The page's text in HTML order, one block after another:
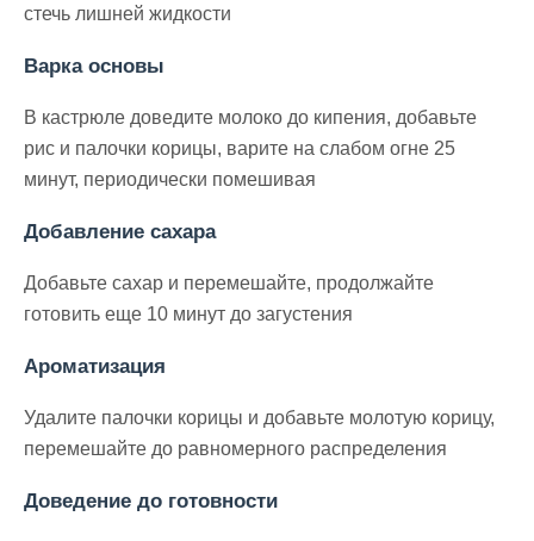
стечь лишней жидкости
Варка основы
В кастрюле доведите молоко до кипения, добавьте
рис и палочки корицы, варите на слабом огне 25
минут, периодически помешивая
Добавление сахара
Добавьте сахар и перемешайте, продолжайте
готовить еще 10 минут до загустения
Ароматизация
Удалите палочки корицы и добавьте молотую корицу,
перемешайте до равномерного распределения
Доведение до готовности